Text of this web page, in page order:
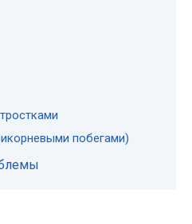
побегами)